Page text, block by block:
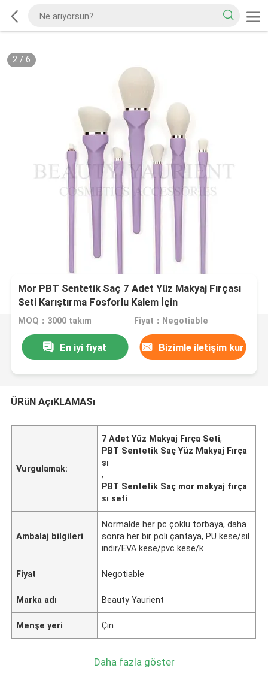
2/ 6
Mor PBT Sentetik Saç 7 Adet Yüz Makyaj Fırçası
Seti Karıştırma Fosforlu Kalem İçin
MOQ：3000 takım Fiyat：Negotiable
En iyi fiyat Bizimle iletişim kur
ÜRüN AçıKLAMASı
Vurgulamak:
7 Adet Yüz Makyaj Fırça Seti,
PBT Sentetik Saç Yüz Makyaj Fırça
sı
,
PBT Sentetik Saç mor makyaj fırça
sı seti
Ambalaj bilgileri
Normalde her pc çoklu torbaya, daha
sonra her bir poli çantaya, PU kese/sil
indir/EVA kese/pvc kese/k
Fiyat Negotiable
Marka adı Beauty Yaurient
Menşe yeri Çin
Daha fazla göster